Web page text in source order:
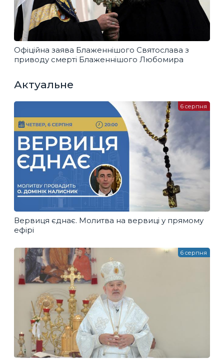
Офіційна заява Блаженнішого Святослава з
приводу смерті Блаженнішого Любомира
Актуальне
Вервиця єднає. Молитва на вервиці у прямому
ефірі
6 серпня
6 серпня